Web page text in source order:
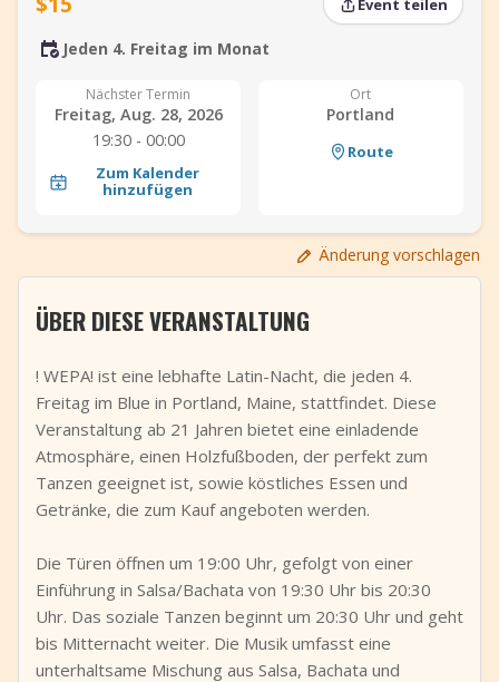
Shop
TuneTempo
Event hinzufügen
Jeden 4. Freitag im Monat
Nächster Termin
Freitag, Aug. 28, 2026
19:30 - 00:00
Zum Kalender
hinzufügen
Ort
Portland
Route
Änderung vorschlagen
ÜBER DIESE VERANSTALTUNG
! WEPA! ist eine lebhafte Latin-Nacht, die jeden 4.
Freitag im Blue in Portland, Maine, stattfindet. Diese
Veranstaltung ab 21 Jahren bietet eine einladende
Atmosphäre, einen Holzfußboden, der perfekt zum
Tanzen geeignet ist, sowie köstliches Essen und
Getränke, die zum Kauf angeboten werden.
Die Türen öffnen um 19:00 Uhr, gefolgt von einer
Einführung in Salsa/Bachata von 19:30 Uhr bis 20:30
Uhr. Das soziale Tanzen beginnt um 20:30 Uhr und geht
bis Mitternacht weiter. Die Musik umfasst eine
unterhaltsame Mischung aus Salsa, Bachata und